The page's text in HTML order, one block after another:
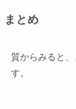
まとめ
質からみると
す。